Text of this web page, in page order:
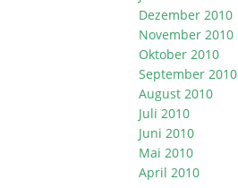
Dezember 2010
November 2010
Oktober 2010
September 2010
August 2010
Juli 2010
Juni 2010
Mai 2010
April 2010